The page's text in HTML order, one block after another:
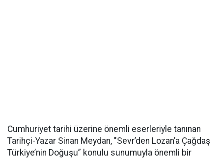
Cumhuriyet tarihi üzerine önemli eserleriyle tanınan
Tarihçi-Yazar Sinan Meydan, "Sevr’den Lozan’a Çağdaş
Türkiye’nin Doğuşu” konulu sunumuyla önemli bir